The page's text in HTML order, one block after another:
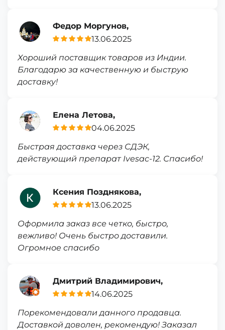
Федор Моргунов,
13.06.2025
Хороший поставщик товаров из Индии.
Благодарю за качественную и быструю
доставку!
Елена Летова,
04.06.2025
Быстрая доставка через СДЭК,
действующий препарат Ivesac-12. Спасибо!
Ксения Позднякова,
13.06.2025
Оформила заказ все четко, быстро,
вежливо! Очень быстро доставили.
Огромное спасибо
Дмитрий Владимирович,
14.06.2025
Порекомендовали данного продавца.
Доставкой доволен, рекомендую! Заказал